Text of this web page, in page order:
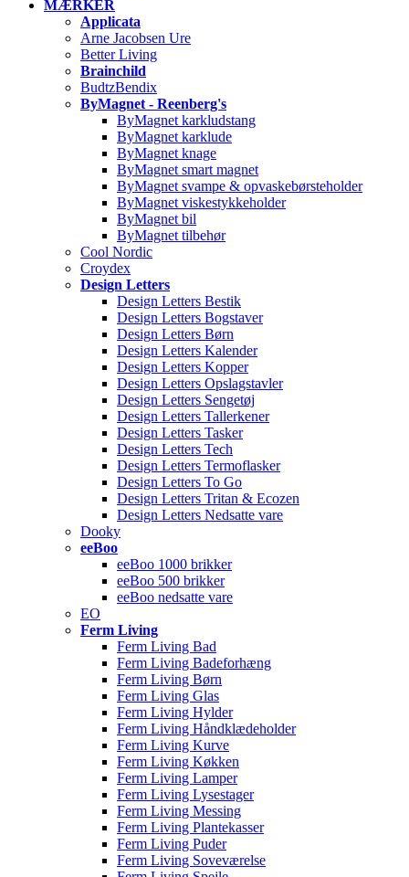
MÆRKER
Applicata
Arne Jacobsen Ure
Better Living
Brainchild
BudtzBendix
ByMagnet - Reenberg's
ByMagnet karkludstang
ByMagnet karklude
ByMagnet knage
ByMagnet smart magnet
ByMagnet svampe & opvaskebørsteholder
ByMagnet viskestykkeholder
ByMagnet bil
ByMagnet tilbehør
Cool Nordic
Croydex
Design Letters
Design Letters Bestik
Design Letters Bogstaver
Design Letters Børn
Design Letters Kalender
Design Letters Kopper
Design Letters Opslagstavler
Design Letters Sengetøj
Design Letters Tallerkener
Design Letters Tasker
Design Letters Tech
Design Letters Termoflasker
Design Letters To Go
Design Letters Tritan & Ecozen
Design Letters Nedsatte vare
Dooky
eeBoo
eeBoo 1000 brikker
eeBoo 500 brikker
eeBoo nedsatte vare
EO
Ferm Living
Ferm Living Bad
Ferm Living Badeforhæng
Ferm Living Børn
Ferm Living Glas
Ferm Living Hylder
Ferm Living Håndklædeholder
Ferm Living Kurve
Ferm Living Køkken
Ferm Living Lamper
Ferm Living Lysestager
Ferm Living Messing
Ferm Living Plantekasser
Ferm Living Puder
Ferm Living Soveværelse